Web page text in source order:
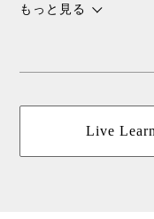
浜比嘉島
もっと見る
Live